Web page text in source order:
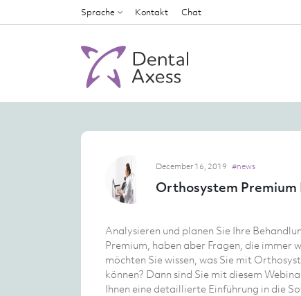
Sprache Kontakt Chat
December 16, 2019 #news
Orthosystem
Analysieren und planen Sie Ihre
Premium, haben aber Fragen, die immer
möchten Sie wissen, was Sie mit
können? Dann sind Sie mit diesem
Ihnen eine detaillierte Einführung in die